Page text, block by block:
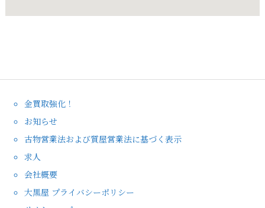
金買取強化！
お知らせ
古物営業法および質屋営業法に基づく表示
求人
会社概要
大黒屋 プライバシーポリシー